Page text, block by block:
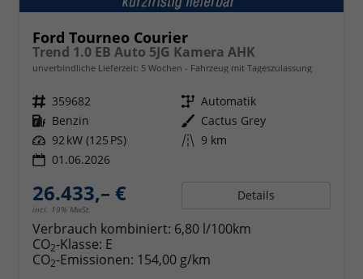
Ford Tourneo Courier
Trend 1.0 EB Auto 5JG Kamera AHK
unverbindliche Lieferzeit: 5 Wochen Fahrzeug mit Tageszulassung
Fahrzeugnr. 359682 Getriebe Automatik
Kraftstoff Benzin Außenfarbe Cactus Grey
Leistung 92 kW (125 PS) Kilometerstand 9 km
01.06.2026
26.433,– €
incl. 19% MwSt.
Details
Verbrauch kombiniert: 6,80 l/100km
CO2-Klasse: E
CO2-Emissionen: 154,00 g/km